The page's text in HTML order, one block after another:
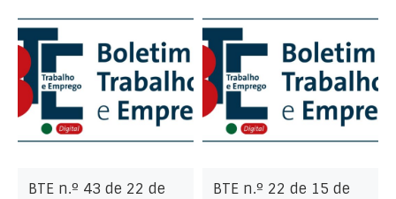
da
BTE n.º 43 de 22 de
BTE n.º 22 de 15 de